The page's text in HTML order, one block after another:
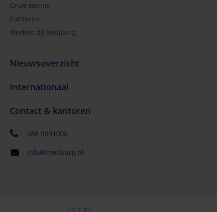
Onze kennis
Kantoren
Werken bij Meijburg
Nieuwsoverzicht
Internationaal
Contact & kantoren
088 9091000
info@meijburg.nl